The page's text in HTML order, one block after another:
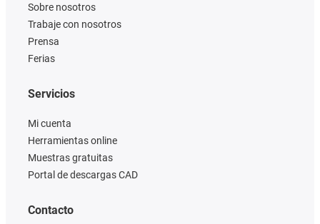
Sobre nosotros
Trabaje con nosotros
Prensa
Ferias
Servicios
Mi cuenta
Herramientas online
Muestras gratuitas
Portal de descargas CAD
Contacto